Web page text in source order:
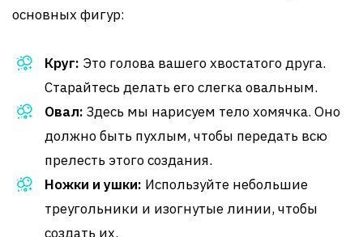
основных фигур:
Круг: Это голова вашего хвостатого друга.
Старайтесь делать его слегка овальным.
Овал: Здесь мы нарисуем тело хомячка. Оно
должно быть пухлым, чтобы передать всю
прелесть этого создания.
Ножки и ушки: Используйте небольшие
треугольники и изогнутые линии, чтобы
создать их.